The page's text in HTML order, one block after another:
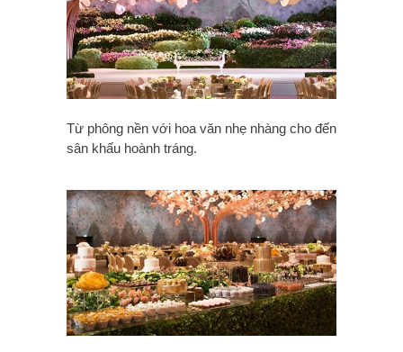
Từ phông nền với hoa văn nhẹ nhàng cho đến
sân khấu hoành tráng.